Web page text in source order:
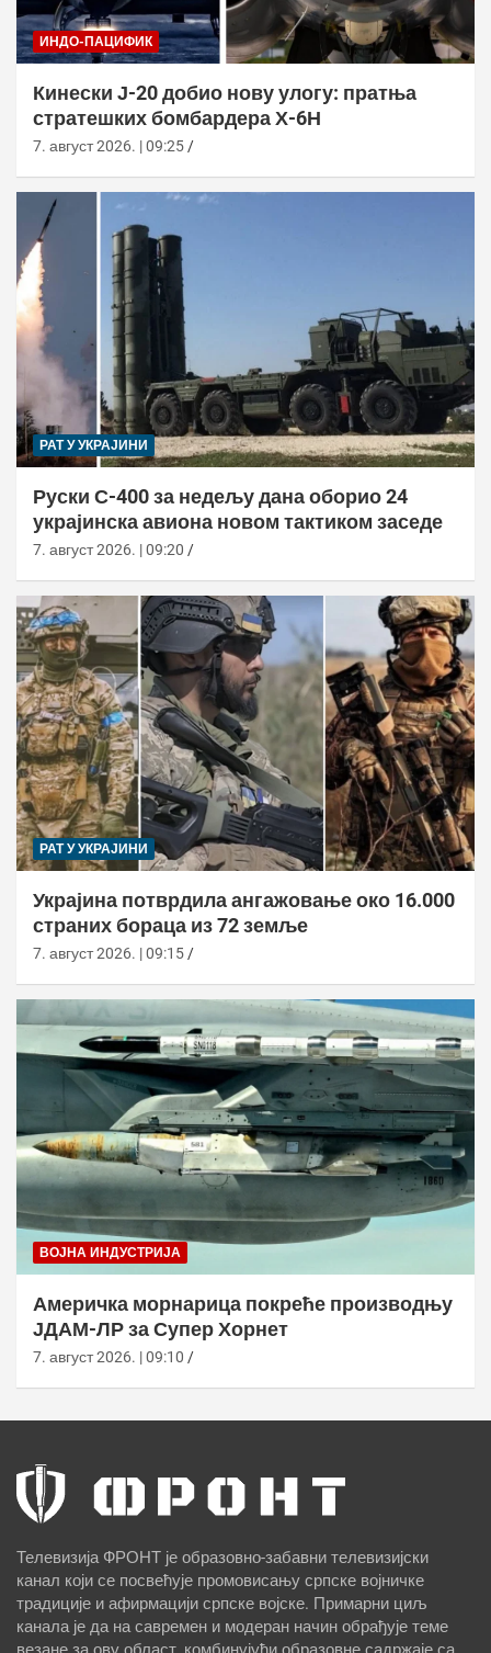
ИНДО-ПАЦИФИК
Кинески Ј-20 добио нову улогу: пратња
стратешких бомбардера Х-6Н
7. август 2026. | 09:25
РАТ У УКРАЈИНИ
Руски С-400 за недељу дана оборио 24
украјинска авиона новом тактиком заседе
7. август 2026. | 09:20
РАТ У УКРАЈИНИ
Украјина потврдила ангажовање око 16.000
страних бораца из 72 земље
7. август 2026. | 09:15
ВОЈНА ИНДУСТРИЈА
Америчка морнарица покреће производњу
ЈДАМ-ЛР за Супер Хорнет
7. август 2026. | 09:10
Телевизија ФРОНТ је образовно-забавни телевизијски
канал који се посвећује промовисању српске војничке
традиције и афирмацији српске војске. Примарни циљ
канала је да на савремен и модеран начин обрађује теме